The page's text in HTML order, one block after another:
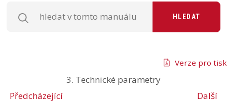
HLEDAT
3. Technické parametry
Předcházející
Další
Verze pro tisk